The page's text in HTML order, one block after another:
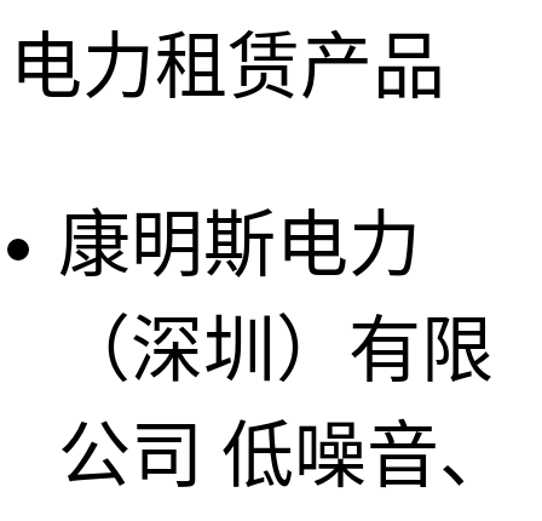
电力租赁产品
康明斯电力
（深圳）有限
公司 低噪音、
惠州租赁服
务
东莞租赁服